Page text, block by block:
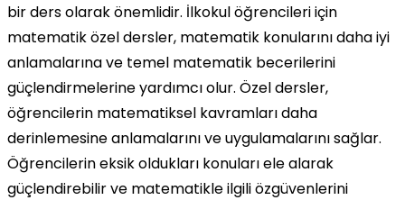
bir ders olarak önemlidir. İlkokul öğrencileri için
matematik özel dersler, matematik konularını daha iyi
anlamalarına ve temel matematik becerilerini
güçlendirmelerine yardımcı olur. Özel dersler,
öğrencilerin matematiksel kavramları daha
derinlemesine anlamalarını ve uygulamalarını sağlar.
Öğrencilerin eksik oldukları konuları ele alarak
güçlendirebilir ve matematikle ilgili özgüvenlerini